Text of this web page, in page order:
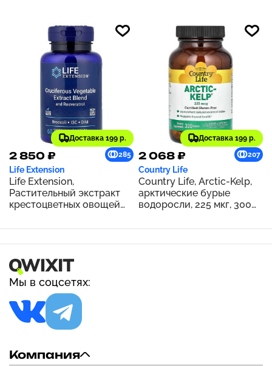
Доставка 199 р.
2 850 ₽ 285
Life Extension
Life Extension,
Растительный экстракт
крестоцветных овощей
ресвератролом, 60
Доставка 199 р.
2 068 ₽ 207
Country Life
Country Life, Arctic-Kelp,
арктические бурые
водоросли, 225 мкг, 300
Мы в соцсетях:
Компания